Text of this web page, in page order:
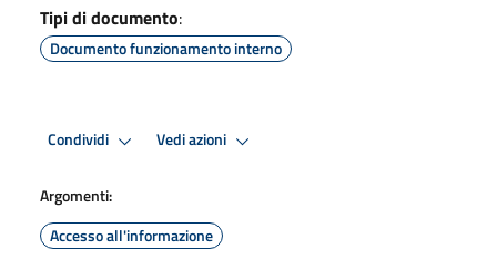
Tipi di documento:
Documento funzionamento interno
Condividi Vedi azioni
Argomenti:
Accesso all'informazione